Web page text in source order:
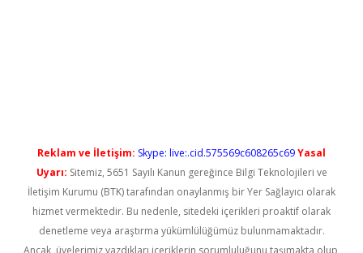
Reklam ve İletişim: Skype: live:.cid.575569c608265c69Yasal
Uyarı: Sitemiz, 5651 Sayılı Kanun gereğince Bilgi Teknolojileri ve
İletişim Kurumu (BTK) tarafından onaylanmış bir Yer Sağlayıcı olarak
hizmet vermektedir. Bu nedenle, sitedeki içerikleri proaktif olarak
denetleme veya araştırma yükümlülüğümüz bulunmamaktadır.
Ancak, üyelerimiz yazdıkları içeriklerin sorumluluğunu taşımakta olup,